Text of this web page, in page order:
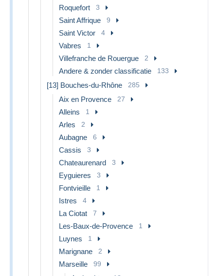
Roquefort 3
Saint Affrique 9
Saint Victor 4
Vabres 1
Villefranche de Rouergue 2
Andere & zonder classificatie 133
[13] Bouches-du-Rhône 285
Aix en Provence 27
Alleins 1
Arles 2
Aubagne 6
Cassis 3
Chateaurenard 3
Eyguieres 3
Fontvieille 1
Istres 4
La Ciotat 7
Les-Baux-de-Provence 1
Luynes 1
Marignane 2
Marseille 99